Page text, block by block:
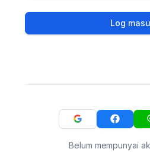
Log
Belum mempunyai